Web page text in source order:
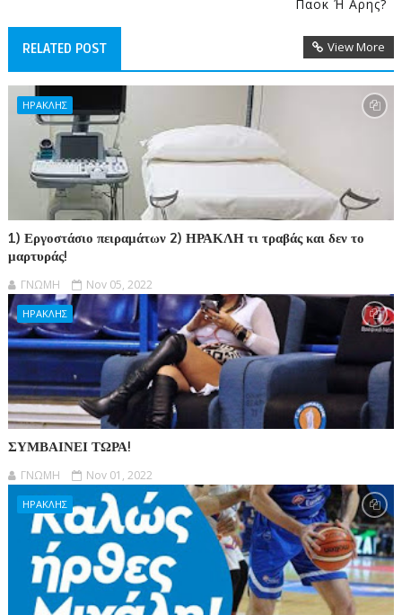
Παοκ Ή Αρης?
RELATED POST View More
ΗΡΑΚΛΗΣ
1) Εργοστάσιο πειραμάτων 2) ΗΡΑΚΛΗ τι τραβάς και δεν το
μαρτυράς!
ΓΝΩΜΗ Nov 05, 2022
ΗΡΑΚΛΗΣ
ΣΥΜΒΑΙΝΕΙ ΤΩΡΑ!
ΓΝΩΜΗ Nov 01, 2022
ΗΡΑΚΛΗΣ